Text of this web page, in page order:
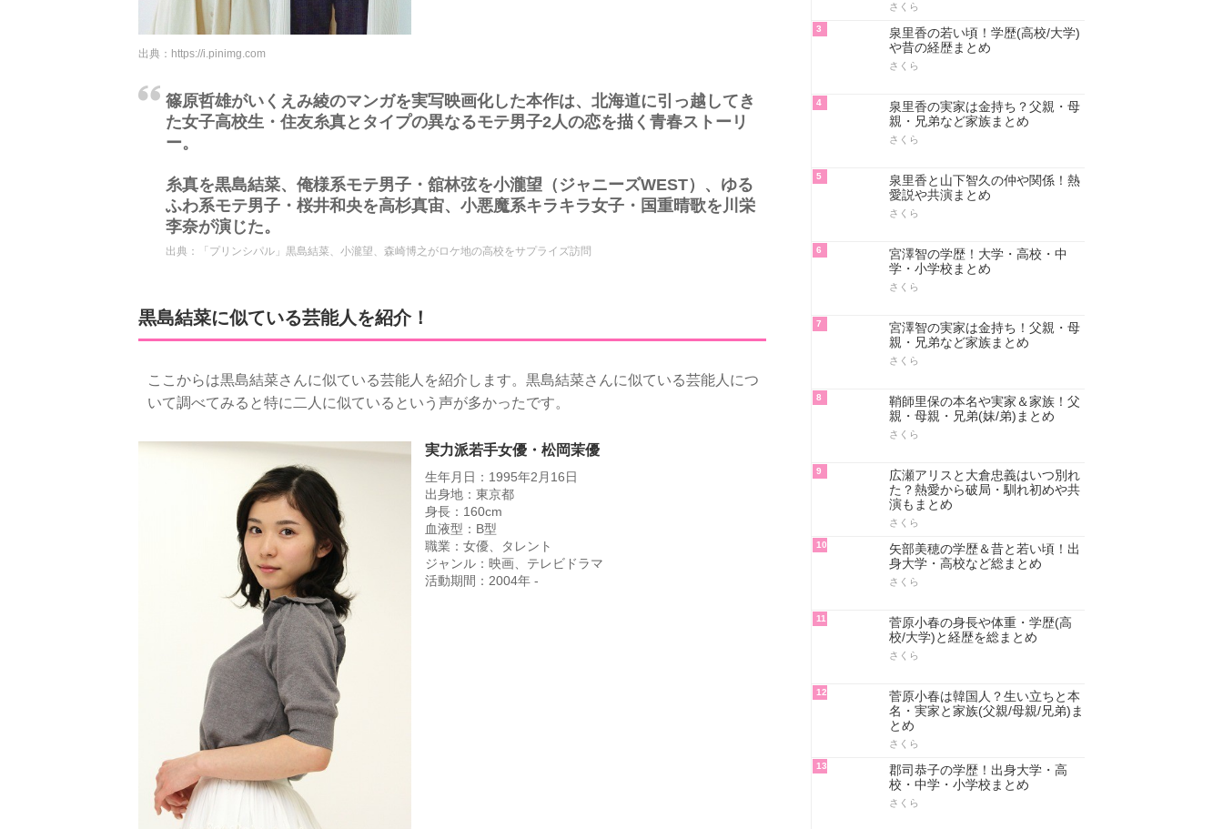
出典： https://i.pinimg.com
篠原哲雄がいくえみ綾のマンガを実写映画化した本作は、北海道に引っ越してき
た女子高校生・住友糸真とタイプの異なるモテ男子2人の恋を描く青春ストーリ
ー。
糸真を黒島結菜、俺様系モテ男子・舘林弦を小瀧望（ジャニーズWEST）、ゆる
ふわ系モテ男子・桜井和央を高杉真宙、小悪魔系キラキラ女子・国重晴歌を川栄
李奈が演じた。
出典： 「プリンシパル」黒島結菜、小瀧望、森崎博之がロケ地の高校をサプライズ訪問
黒島結菜に似ている芸能人を紹介！
ここからは黒島結菜さんに似ている芸能人を紹介します。黒島結菜さんに似ている芸能人につ
いて調べてみると特に二人に似ているという声が多かったです。
実力派若手女優・松岡茉優
生年月日：1995年2月16日
出身地：東京都
身長：160cm
血液型：B型
職業：女優、タレント
ジャンル：映画、テレビドラマ
活動期間：2004年 -
さくら
3
泉里香の若い頃！学歴(高校/大学)
や昔の経歴まとめ
さくら
4
泉里香の実家は金持ち？父親・母
親・兄弟など家族まとめ
さくら
5
泉里香と山下智久の仲や関係！熱
愛説や共演まとめ
さくら
6
宮澤智の学歴！大学・高校・中
学・小学校まとめ
さくら
7
宮澤智の実家は金持ち！父親・母
親・兄弟など家族まとめ
さくら
8
鞘師里保の本名や実家＆家族！父
親・母親・兄弟(妹/弟)まとめ
さくら
9
広瀬アリスと大倉忠義はいつ別れ
た？熱愛から破局・馴れ初めや共
演もまとめ
さくら
10
矢部美穂の学歴＆昔と若い頃！出
身大学・高校など総まとめ
さくら
11
菅原小春の身長や体重・学歴(高
校/大学)と経歴を総まとめ
さくら
12
菅原小春は韓国人？生い立ちと本
名・実家と家族(父親/母親/兄弟)ま
とめ
さくら
13
郡司恭子の学歴！出身大学・高
校・中学・小学校まとめ
さくら